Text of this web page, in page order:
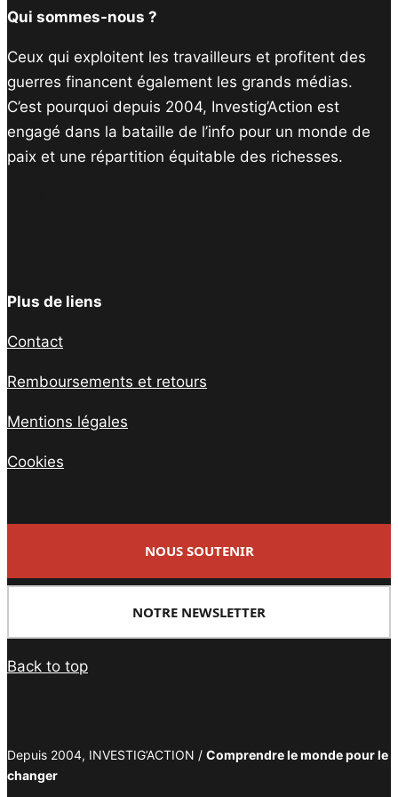
Qui sommes-nous ?
Ceux qui exploitent les travailleurs et profitent des
guerres financent également les grands médias.
C’est pourquoi depuis 2004, Investig’Action est
engagé dans la bataille de l’info pour un monde de
paix et une répartition équitable des richesses.
Plus de liens
Contact
Remboursements et retours
Mentions légales
Cookies
NOUS SOUTENIR
NOTRE NEWSLETTER
Back to top
Depuis 2004, INVESTIG’ACTION / Comprendre le monde pour le
changer